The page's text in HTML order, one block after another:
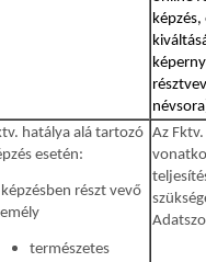
hatálya alá tartozó
esetén:
részt vevő
természetes
Az